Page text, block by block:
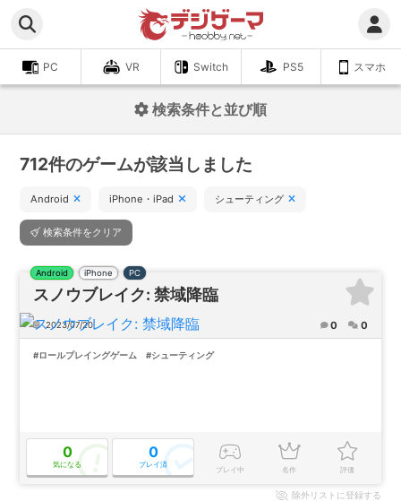
PC VR Switch PS5 スマホ
712件のゲームが該当しました
Android iPhone・iPad シューティング
検索条件をクリア
スノウブレイク: 禁域降臨
Android iPhone PC
2023/07/20 0 0
#ロールプレイングゲーム #シューティング
0
気になる
0
プレイ済
プレイ中 名作 評価
除外リストに登録する
検索条件と並び順